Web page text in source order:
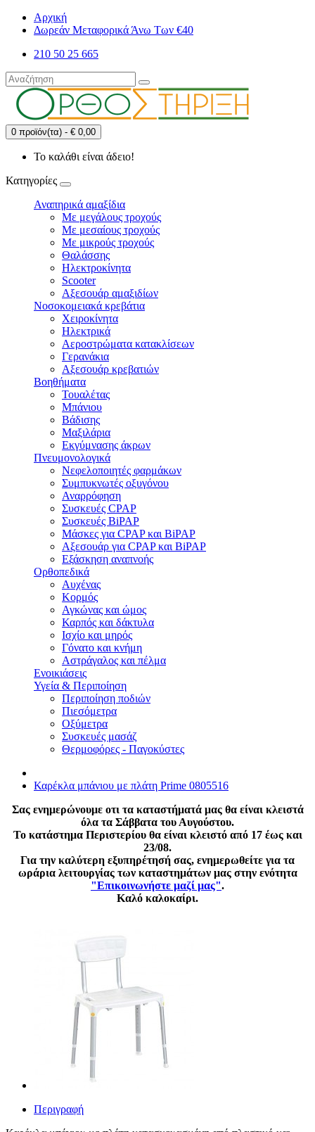
Αρχική
Δωρεάν Μεταφορικά Άνω Των €40
210 50 25 665
0 προϊόν(τα) - € 0,00
Το καλάθι είναι άδειο!
Κατηγορίες
Αναπηρικά αμαξίδια
Με μεγάλους τροχούς
Με μεσαίους τροχούς
Με μικρούς τροχούς
Θαλάσσης
Ηλεκτροκίνητα
Scooter
Αξεσουάρ αμαξιδίων
Νοσοκομειακά κρεβάτια
Χειροκίνητα
Ηλεκτρικά
Αεροστρώματα κατακλίσεων
Γερανάκια
Αξεσουάρ κρεβατιών
Βοηθήματα
Τουαλέτας
Μπάνιου
Βάδισης
Μαξιλάρια
Εκγύμνασης άκρων
Πνευμονολογικά
Νεφελοποιητές φαρμάκων
Συμπυκνωτές οξυγόνου
Αναρρόφηση
Συσκευές CPAP
Συσκευές BiPAP
Μάσκες για CPAP και BiPAP
Αξεσουάρ για CPAP και BiPAP
Εξάσκηση αναπνοής
Ορθοπεδικά
Αυχένας
Κορμός
Αγκώνας και ώμος
Καρπός και δάκτυλα
Ισχίο και μηρός
Γόνατο και κνήμη
Αστράγαλος και πέλμα
Ενοικιάσεις
Υγεία & Περιποίηση
Περιποίηση ποδιών
Πιεσόμετρα
Οξύμετρα
Συσκευές μασάζ
Θερμοφόρες - Παγοκύστες
Καρέκλα μπάνιου με πλάτη Prime 0805516
Σας ενημερώνουμε οτι τα καταστήματά μας θα είναι κλειστά
όλα τα Σάββατα του Αυγούστου.
Το κατάστημα Περιστερίου θα είναι κλειστό από 17 έως και
23/08.
Για την καλύτερη εξυπηρέτησή σας, ενημερωθείτε για τα
ωράρια λειτουργίας των καταστημάτων μας στην ενότητα
"Επικοινωνήστε μαζί μας".
Καλό καλοκαίρι.
Περιγραφή